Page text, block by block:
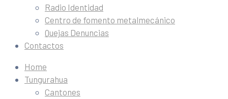
Radio Identidad
Centro de fomento metalmecánico
Quejas Denuncias
Contactos
Home
Tungurahua
Cantones